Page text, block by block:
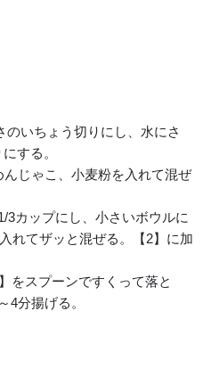
のいちょう切りにし、水にさ
する。
んじゃこ、小麦粉を入れて混ぜ
3カップにし、小さいボウルに
れてザッと混ぜる。【2】に加
をスプーンですくって落と
4分揚げる。